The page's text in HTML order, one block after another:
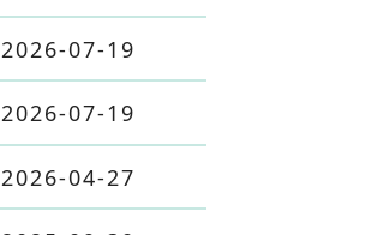
2026-07-19
2026-07-19
2026-04-27